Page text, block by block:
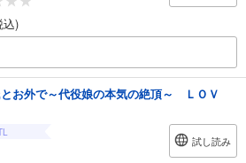
込)
お外で～代役娘の本気の絶頂～ ＬＯＶ
試し読み